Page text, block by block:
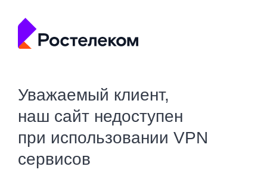
Уважаемый клиент,
наш сайт недоступен
при использовании VPN
сервисов